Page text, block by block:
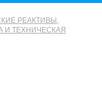
РЕАКТИВЫ,
И ТЕХНИЧЕСКАЯ